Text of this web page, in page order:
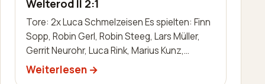
Welterod II 2:1
Tore: 2x Luca Schmelzeisen Es spielten: Finn
Sopp, Robin Gerl, Robin Steeg, Lars Müller,
Gerrit Neurohr, Luca Rink, Marius Kunz,
Manuel Häuser, Lukas Schleis,…
Weiterlesen